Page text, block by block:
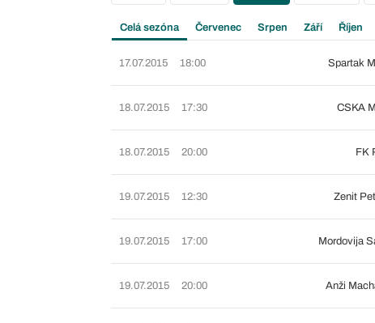
Celá sezóna Červenec Srpen Září Říjen
17.07.2015 18:00 Spartak
18.07.2015 17:30 CSKA
18.07.2015 20:00 FK
19.07.2015 12:30 Zenit
19.07.2015 17:00 Mordovija
19.07.2015 20:00 Anži